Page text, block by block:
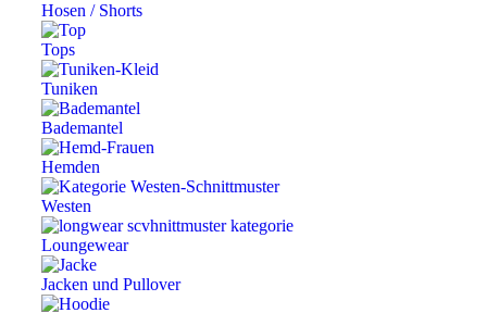
Hosen / Shorts
Tops
Tuniken
Bademantel
Hemden
Westen
Loungewear
Jacken und Pullover